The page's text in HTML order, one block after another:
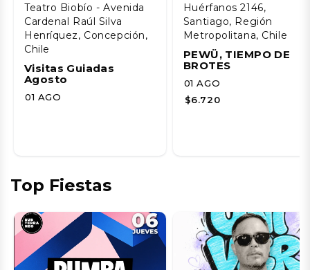
Teatro Biobío - Avenida
Cardenal Raúl Silva
Henríquez, Concepción,
Chile
Visitas Guiadas
Agosto
01 AGO
Huérfanos 2146,
Santiago, Región
Metropolitana, Chile
PEWÜ, TIEMPO DE
BROTES
01 AGO
$6.720
Top Fiestas